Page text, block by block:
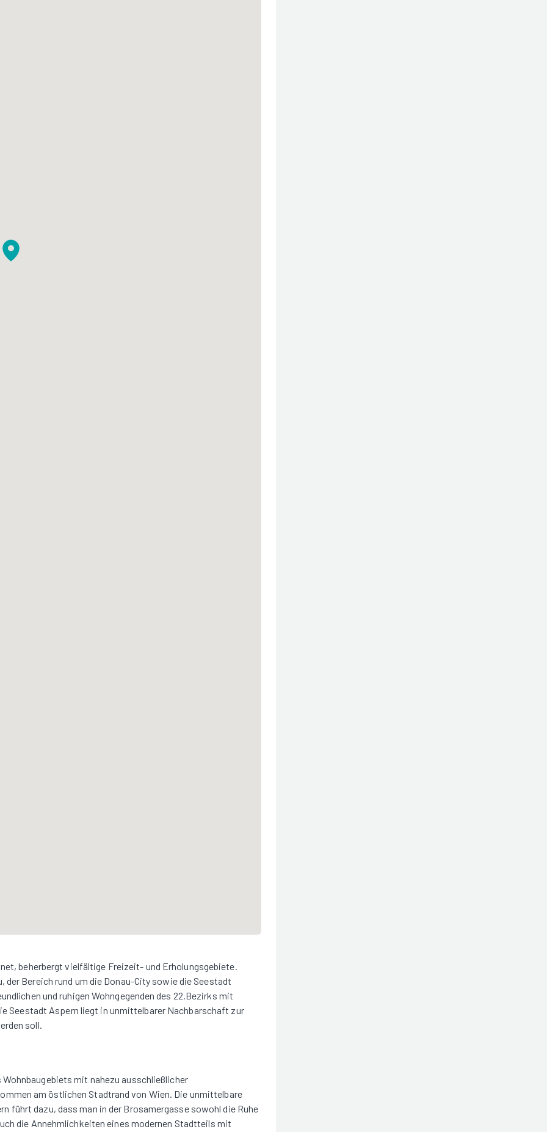
beherbergt vielfältige Freizeit- und Erholungsgebiete.
Bereich rund um die Donau-City sowie die Seestadt
und ruhigen Wohngegenden des 22.Bezirks mit
Seestadt Aspern liegt in unmittelbarer Nachbarschaft zur
soll.
mit nahezu ausschließlicher
am östlichen Stadtrand von Wien. Die unmittelbare
führt dazu, dass man in der Brosamergasse sowohl die Ruhe
die Annehmlichkeiten eines modernen Stadtteils mit